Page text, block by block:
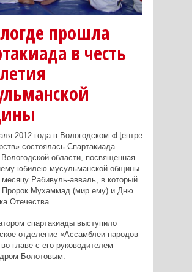
прошла
в честь
2012 года в Вологодском «Центре
состоялась Спартакиада
области, посвященная
юбилею мусульманской общины
месяцу Рабивуль-авваль, в который
Пророк Мухаммад (мир ему) и Дню
Отечества.
спартакиады выступило
отделение «Ассамблеи народов
главе с его руководителем
Болотовым.